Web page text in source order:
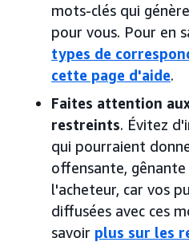
mots-clés qui
pour vous. Pour en
types de
cette page d'aide.
Faites attention
restreints. Évitez
qui pourraient
offensante,
l'acheteur, car vos
diffusées avec ces
savoir plus sur les